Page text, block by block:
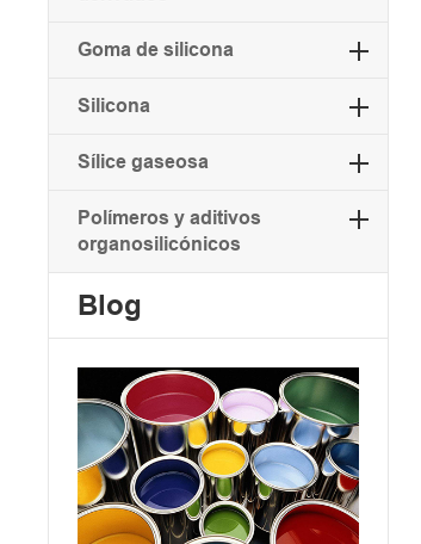
Goma de silicona
Silicona
Sílice gaseosa
Polímeros y aditivos
organosilicónicos
Blog